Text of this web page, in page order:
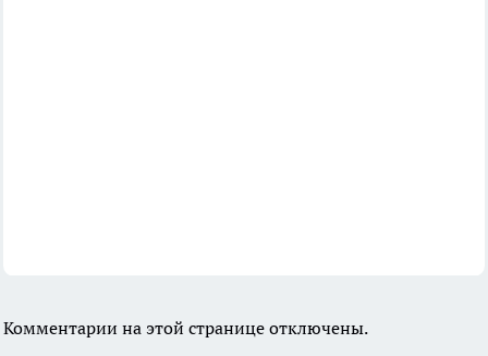
Комментарии на этой странице отключены.